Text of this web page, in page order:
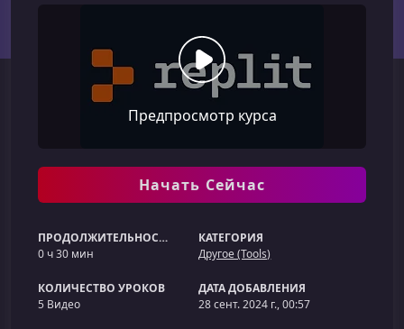
Предпросмотр курса
Начать Сейчас
ПРОДОЛЖИТЕЛЬНОСТЬ
0 ч 30 мин
КАТЕГОРИЯ
Другое (Tools)
КОЛИЧЕСТВО УРОКОВ
5 Видео
ДАТА ДОБАВЛЕНИЯ
28 сент. 2024 г., 00:57